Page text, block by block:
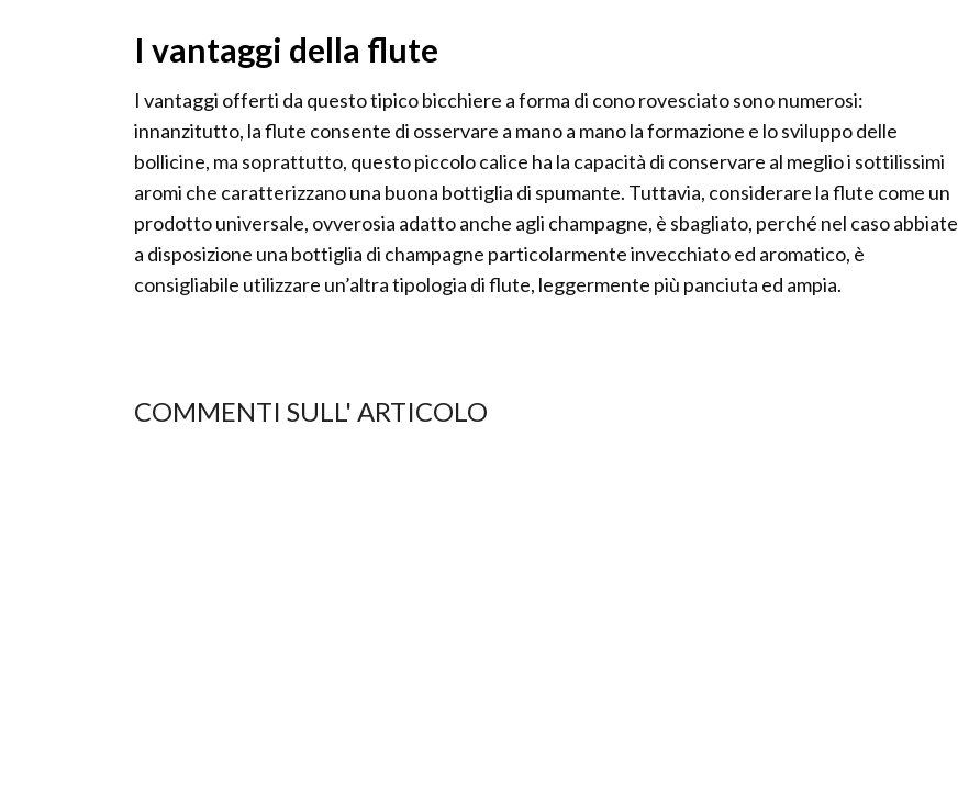
I vantaggi della flute
I vantaggi offerti da questo tipico bicchiere a forma di cono rovesciato sono numerosi:
innanzitutto, la flute consente di osservare a mano a mano la formazione e lo sviluppo delle
bollicine, ma soprattutto, questo piccolo calice ha la capacità di conservare al meglio i sottilissimi
aromi che caratterizzano una buona bottiglia di spumante. Tuttavia, considerare la flute come un
prodotto universale, ovverosia adatto anche agli champagne, è sbagliato, perché nel caso abbiate
a disposizione una bottiglia di champagne particolarmente invecchiato ed aromatico, è
consigliabile utilizzare un’altra tipologia di flute, leggermente più panciuta ed ampia.
COMMENTI SULL' ARTICOLO